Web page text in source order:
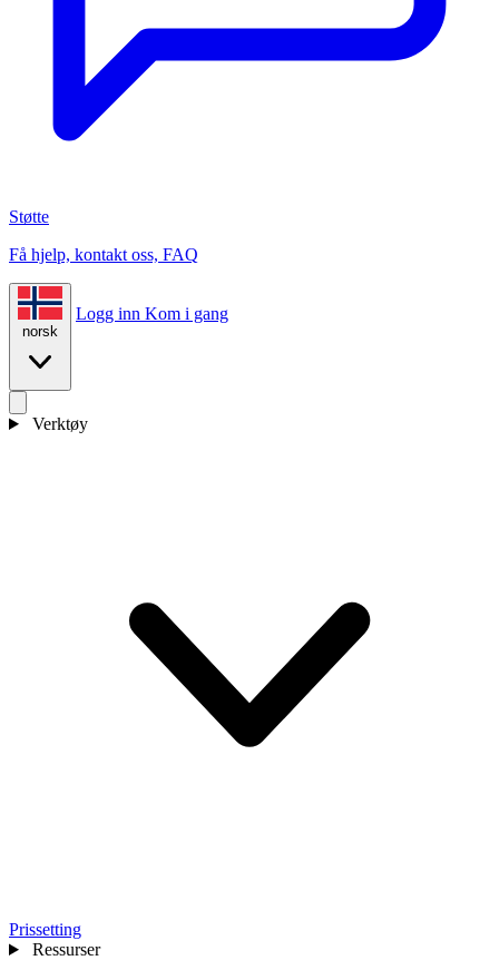
Støtte
Få hjelp, kontakt oss, FAQ
norsk
Logg inn Kom i gang
Verktøy
Prissetting
Ressurser